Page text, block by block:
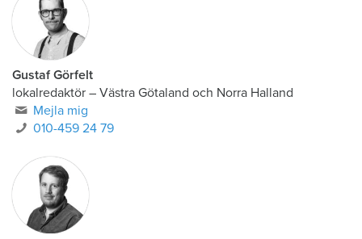
Gustaf Görfelt
lokalredaktör – Västra Götaland och Norra Halland
Mejla mig
010-459 24 79